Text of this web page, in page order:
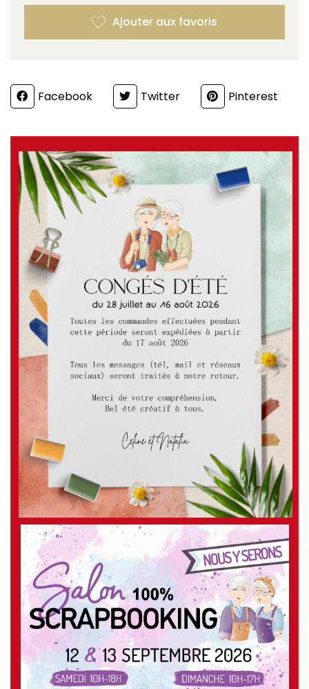
PartagerFacebook Twitter Pinterest